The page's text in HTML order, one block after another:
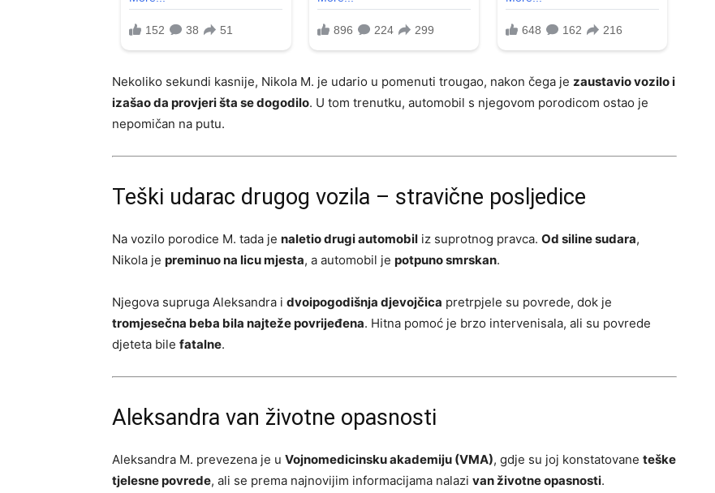
Nekoliko sekundi kasnije, Nikola M. je udario u pomenuti trougao, nakon čega je zaustavio vozilo i
izašao da provjeri šta se dogodilo. U tom trenutku, automobil s njegovom porodicom ostao je
nepomičan na putu.
Teški udarac drugog vozila – stravične posljedice
Na vozilo porodice M. tada je naletio drugi automobil iz suprotnog pravca. Od siline sudara,
Nikola je preminuo na licu mjesta, a automobil je potpuno smrskan.
Njegova supruga Aleksandra i dvoipogodišnja djevojčica pretrpjele su povrede, dok je
tromjesečna beba bila najteže povrijeđena. Hitna pomoć je brzo intervenisala, ali su povrede
djeteta bile fatalne.
Aleksandra van životne opasnosti
Aleksandra M. prevezena je u Vojnomedicinsku akademiju (VMA), gdje su joj konstatovane teške
tjelesne povrede, ali se prema najnovijim informacijama nalazi van životne opasnosti.